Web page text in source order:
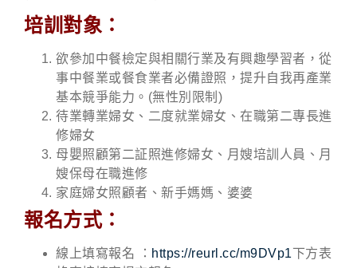
培訓對象：
欲參加中餐檢定與相關行業及有興趣學習者，從
事中餐業或餐食業者必備證照，提升自我再產業
基本競爭能力。(無性別限制)
待業轉業婦女、二度就業婦女、在職第二專長進
修婦女
母嬰照顧第二証照進修婦女、月嫂培訓人員、月
嫂保母在職進修
家庭婦女照顧者、新手媽媽、婆婆
報名方式：
線上填寫報名 ： https://reurl.cc/m9DVp1下方表